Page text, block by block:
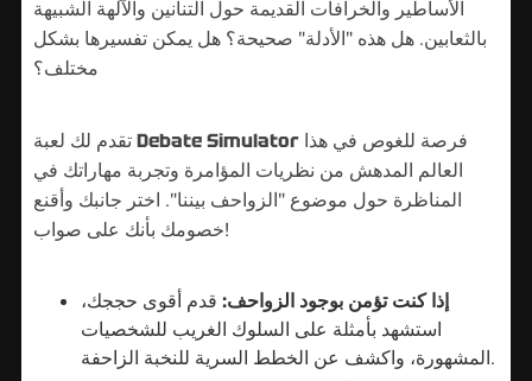
الأساطير والخرافات القديمة حول التنانين والآلهة الشبيهة
بالثعابين. هل هذه "الأدلة" صحيحة؟ هل يمكن تفسيرها بشكل
مختلف؟
Debate Simulator
العالم المدهش من نظريات المؤامرة وتجربة مهاراتك في
المناظرة حول موضوع "الزواحف بيننا". اختر جانبك وأقنع
خصومك بأنك على صواب!
إذا كنت تؤمن بوجود الزواحف: قدم أقوى حججك،
استشهد بأمثلة على السلوك الغريب للشخصيات
المشهورة، واكشف عن الخطط السرية للنخبة الزاحفة.